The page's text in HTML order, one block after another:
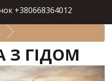
+380668364012
З ГІДОМ